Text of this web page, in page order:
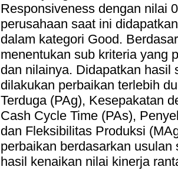
Responsiveness dengan nilai
perusahaan saat ini
dalam kategori Good.
menentukan sub kriteria yang
dan nilainya. Didapatkan hasil
dilakukan perbaikan terlebih
Terduga (PAg), Kesepakatan
Cash Cycle Time (PAs),
dan Fleksibilitas Produksi
perbaikan berdasarkan
hasil kenaikan nilai kinerja